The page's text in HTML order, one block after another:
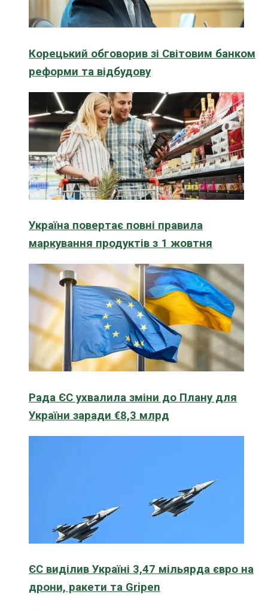
Корецький обговорив зі Світовим банком
реформи та відбудову
Україна повертає повні правила
маркування продуктів з 1 жовтня
Рада ЄС ухвалила зміни до Плану для
України заради €8,3 млрд
ЄС виділив Україні 3,47 мільярда євро на
дрони, ракети та Gripen